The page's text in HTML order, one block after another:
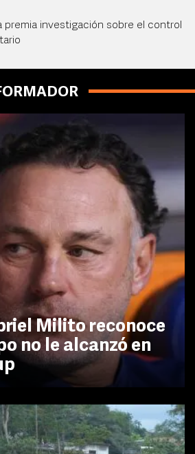
premia investigación sobre el control
Milito reconoce
no le alcanzó en